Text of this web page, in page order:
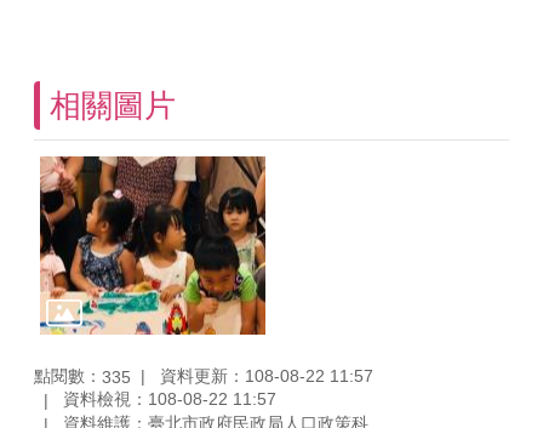
相關圖片
點閱數： 335
資料更新：108-08-22 11:57
資料檢視：108-08-22 11:57
資料維護：臺北市政府民政局人口政策科